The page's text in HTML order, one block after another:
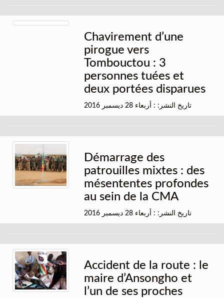
Chavirement d’une
pirogue vers
Tombouctou : 3
personnes tuées et
deux portées disparues
تاريخ النشر: : أربعاء 28 ديسمبر 2016
Démarrage des
patrouilles mixtes : des
mésententes profondes
au sein de la CMA
تاريخ النشر: : أربعاء 28 ديسمبر 2016
Accident de la route : le
maire d’Ansongho et
l’un de ses proches